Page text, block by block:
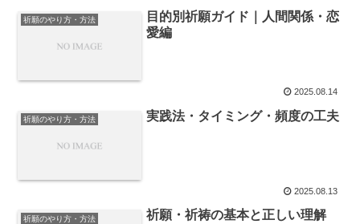
祈願のやり方・方法
目的別祈願ガイド｜人間関係・恋
愛編
2025.08.14
祈願のやり方・方法 実践法・タイミング・頻度の工夫
2025.08.13
祈願のやり方・方法 祈願・祈祷の基本と正しい理解